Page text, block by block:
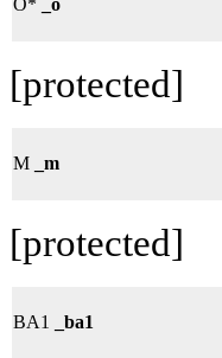
O* _o
[protected]
M _m
[protected]
BA1 _ba1